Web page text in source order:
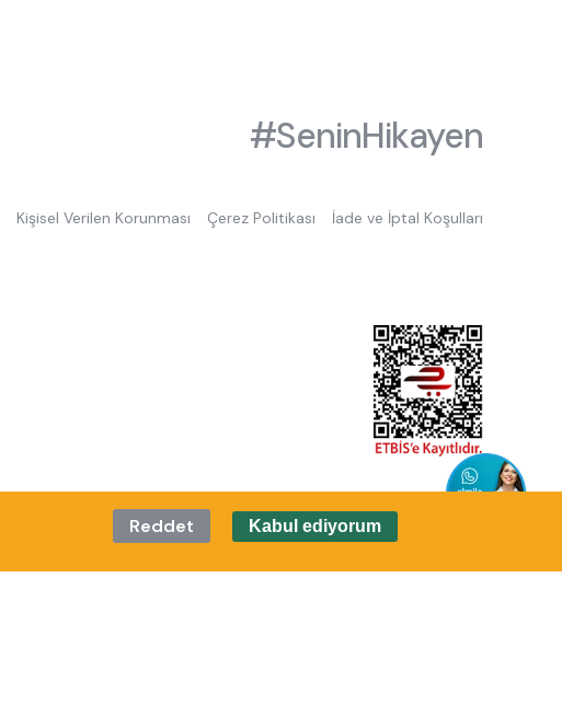
#SeninHikayen
Kişisel Verilen Korunması Çerez Politikası İade ve İptal Koşulları
Reddet Kabul ediyorum